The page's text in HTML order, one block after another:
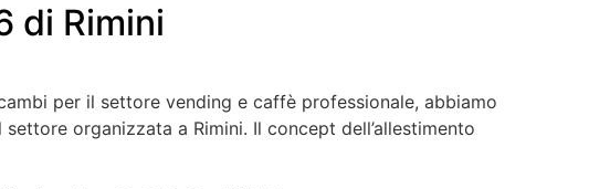
di Rimini
per il settore vending e caffè professionale, abbiamo
organizzata a Rimini. Il concept dell’allestimento